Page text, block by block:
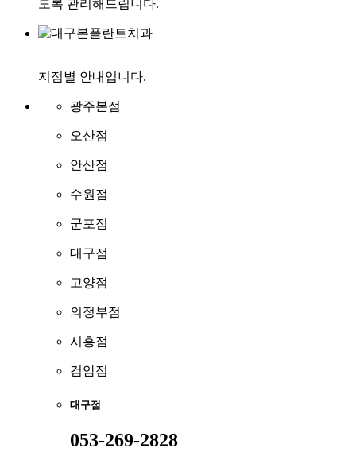
도록 관리해드립니다.
지점별 안내입니다.
광주본점
오산점
안산점
수원점
군포점
대구점
고양점
의정부점
시흥점
검암점
대구점
053-269-2828